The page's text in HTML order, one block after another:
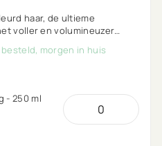
haar, de ultieme
voller en volumineuzer
morgen in huis
- 250 ml